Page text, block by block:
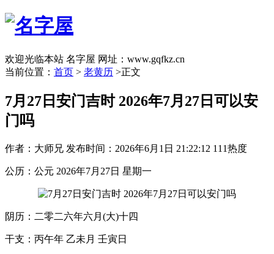
欢迎光临本站 名字屋 网址：www.gqfkz.cn
当前位置： 首页 > 老黄历 >正文
7月27日安门吉时 2026年7月27日可以安
门吗
作者：大师兄 发布时间：2026年6月1日 21:22:12 111热度
公历：公元 2026年7月27日 星期一
阴历：二零二六年六月(大)十四
干支：丙午年 乙未月 壬寅日